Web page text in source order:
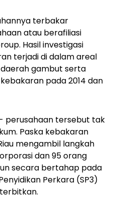
terbakar
atau berafiliasi
Hasil investigasi
terjadi di dalam areal
gambut serta
pada 2014 dan
perusahaan tersebut tak
Paska kebakaran
mengambil langkah
dan 95 orang
secara bertahap pada
Perkara (SP3)